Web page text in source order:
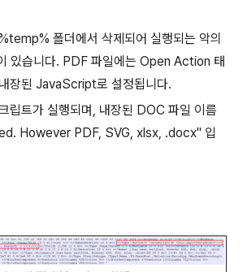
폴더에서 삭제되어 실행되는 악의
있습니다. PDF 파일에는 Open Action 태
장된 JavaScript로 설정됩니다.
립트가 실행되며, 내장된 DOC 파일 이름
However PDF, SVG, xlsx, .docx" 입